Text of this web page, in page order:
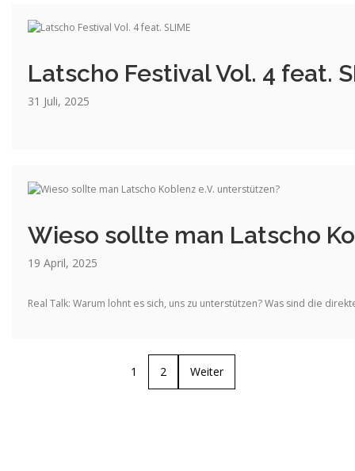
Latscho Festival Vol. 4 feat.
31 Juli, 2025
Wieso sollte man Latscho
19 April, 2025
Real Talk: Warum lohnt es sich, uns zu unterstützen? Was sind die
1 2 Weiter